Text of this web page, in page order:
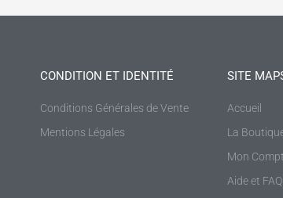
CONDITION ET IDENTITÉ
Conditions Générales de Vente
Mentions Légales
SITE
Accueil
La
Mon
Aide et FAQ